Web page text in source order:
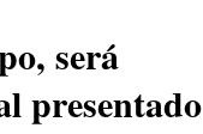
será
presentado